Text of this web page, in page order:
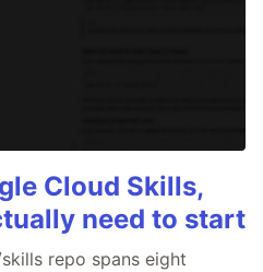
Cloud Skills,
need to start
repo spans eight